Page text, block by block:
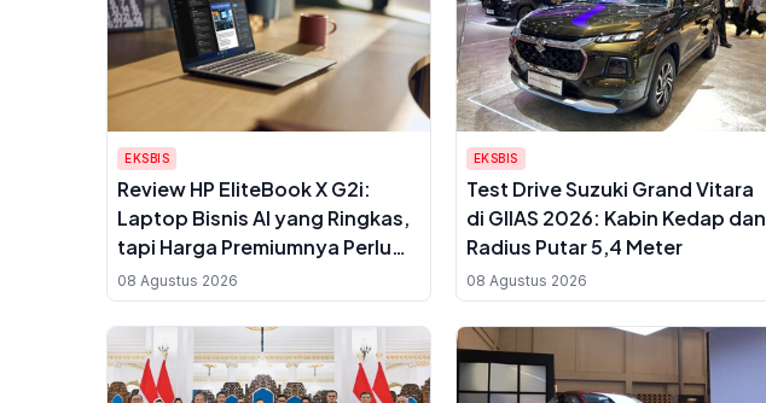
EKSBIS
Review HP EliteBook X G2i:
Laptop Bisnis AI yang Ringkas,
tapi Harga Premiumnya Perlu
Dipertimbangkan
08 Agustus 2026
EKSBIS
Test Drive Suzuki Grand Vitara
di GIIAS 2026: Kabin Kedap dan
Radius Putar 5,4 Meter
08 Agustus 2026